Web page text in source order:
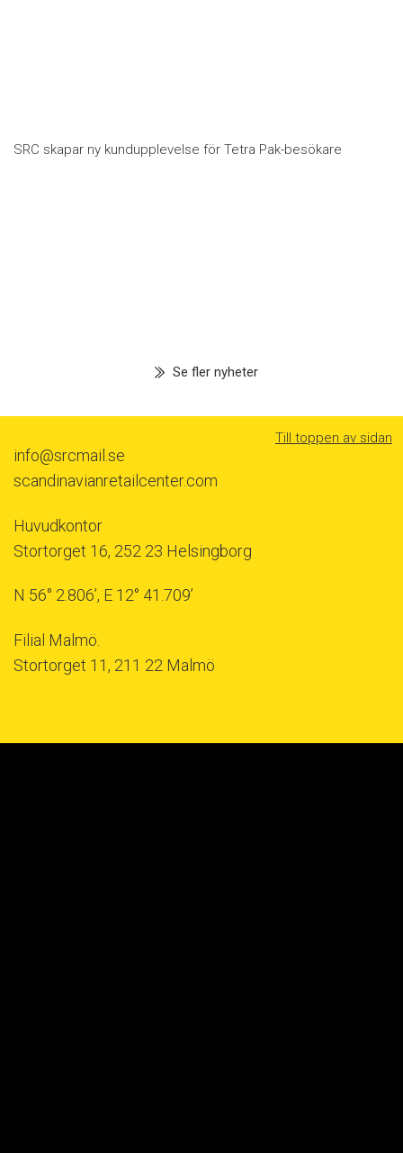
SRC skapar ny kundupplevelse för Tetra Pak-besökare
Se fler nyheter
info@srcmail.se
scandinavianretailcenter.com
Huvudkontor
Stortorget 16, 252 23 Helsingborg
N 56° 2.806’, E 12° 41.709’
Filial Malmö.
Stortorget 11, 211 22 Malmö
Till toppen av sidan